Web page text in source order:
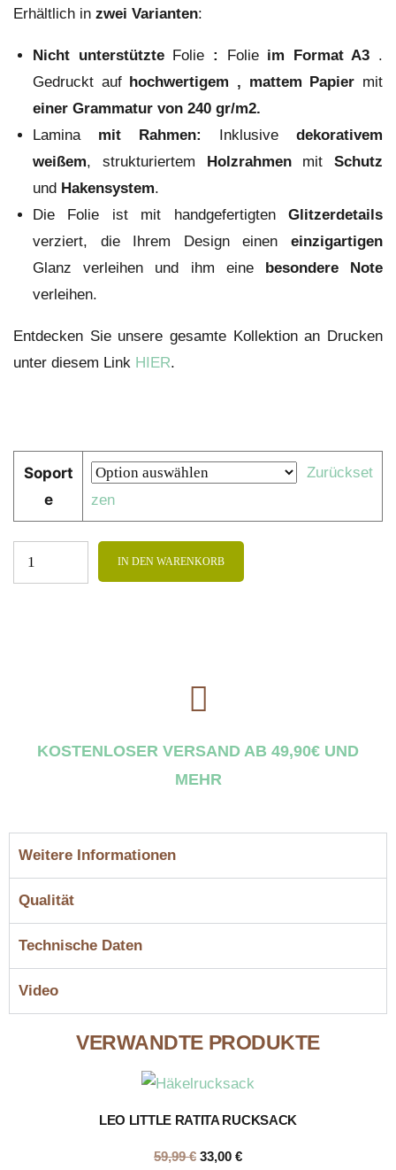
Erhältlich in zwei Varianten:
Nicht unterstützte Folie : Folie im Format A3 .
Gedruckt auf hochwertigem , mattem Papier mit
einer Grammatur von 240 gr/m2.
Lamina mit Rahmen: Inklusive dekorativem
weißem, strukturiertem Holzrahmenmit Schutz
und Hakensystem.
Die Folie ist mit handgefertigten Glitzerdetails
verziert, die Ihrem Design einen einzigartigen
Glanz verleihen und ihm eine besondere Note
verleihen.
Entdecken Sie unsere gesamte Kollektion an Drucken
unter diesem Link HIER.
Soport
e
Zurückset
zen
IN DEN WARENKORB
KOSTENLOSER VERSAND AB 49,90€ UND
MEHR
Weitere Informationen
Qualität
Technische Daten
Video
VERWANDTE PRODUKTE
LEO LITTLE RATITA RUCKSACK
59,99€ 33,00 €